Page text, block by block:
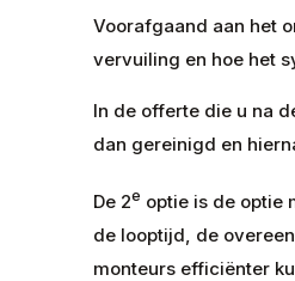
Voorafgaand aan het
vervuiling en hoe het
In de offerte die u na
dan gereinigd en
De 2e optie is de optie
de looptijd, de
monteurs efficiënter